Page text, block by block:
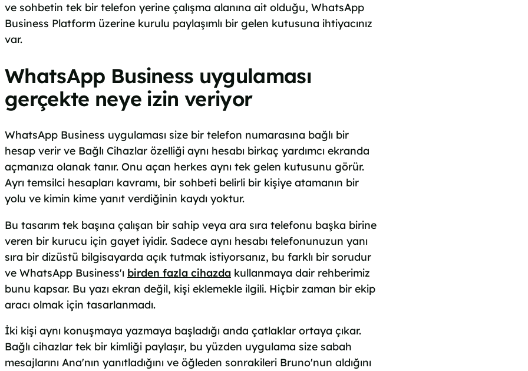
ve sohbetin tek bir telefon yerine çalışma alanına ait olduğu, WhatsApp
Business Platform üzerine kurulu paylaşımlı bir gelen kutusuna ihtiyacınız
var.
WhatsApp Business uygulaması
gerçekte neye izin veriyor
WhatsApp Business uygulaması size bir telefon numarasına bağlı bir
hesap verir ve Bağlı Cihazlar özelliği aynı hesabı birkaç yardımcı ekranda
açmanıza olanak tanır. Onu açan herkes aynı tek gelen kutusunu görür.
Ayrı temsilci hesapları kavramı, bir sohbeti belirli bir kişiye atamanın bir
yolu ve kimin kime yanıt verdiğinin kaydı yoktur.
Bu tasarım tek başına çalışan bir sahip veya ara sıra telefonu başka birine
veren bir kurucu için gayet iyidir. Sadece aynı hesabı telefonunuzun yanı
sıra bir dizüstü bilgisayarda açık tutmak istiyorsanız, bu farklı bir sorudur
ve WhatsApp Business'ı birden fazla cihazda kullanmaya dair rehberimiz
bunu kapsar. Bu yazı ekran değil, kişi eklemekle ilgili. Hiçbir zaman bir ekip
aracı olmak için tasarlanmadı.
İki kişi aynı konuşmaya yazmaya başladığı anda çatlaklar ortaya çıkar.
Bağlı cihazlar tek bir kimliği paylaşır, bu yüzden uygulama size sabah
mesajlarını Ana'nın yanıtladığını ve öğleden sonrakileri Bruno'nun aldığını